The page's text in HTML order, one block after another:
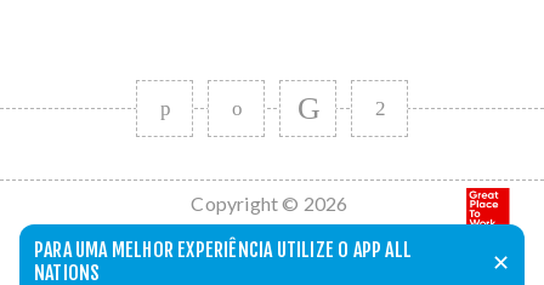
PARA UMA MELHOR EXPERIÊNCIA UTILIZE O APP ALL
NATIONS
✕
Copyright © 2026
All Nations. Todos
os direitos